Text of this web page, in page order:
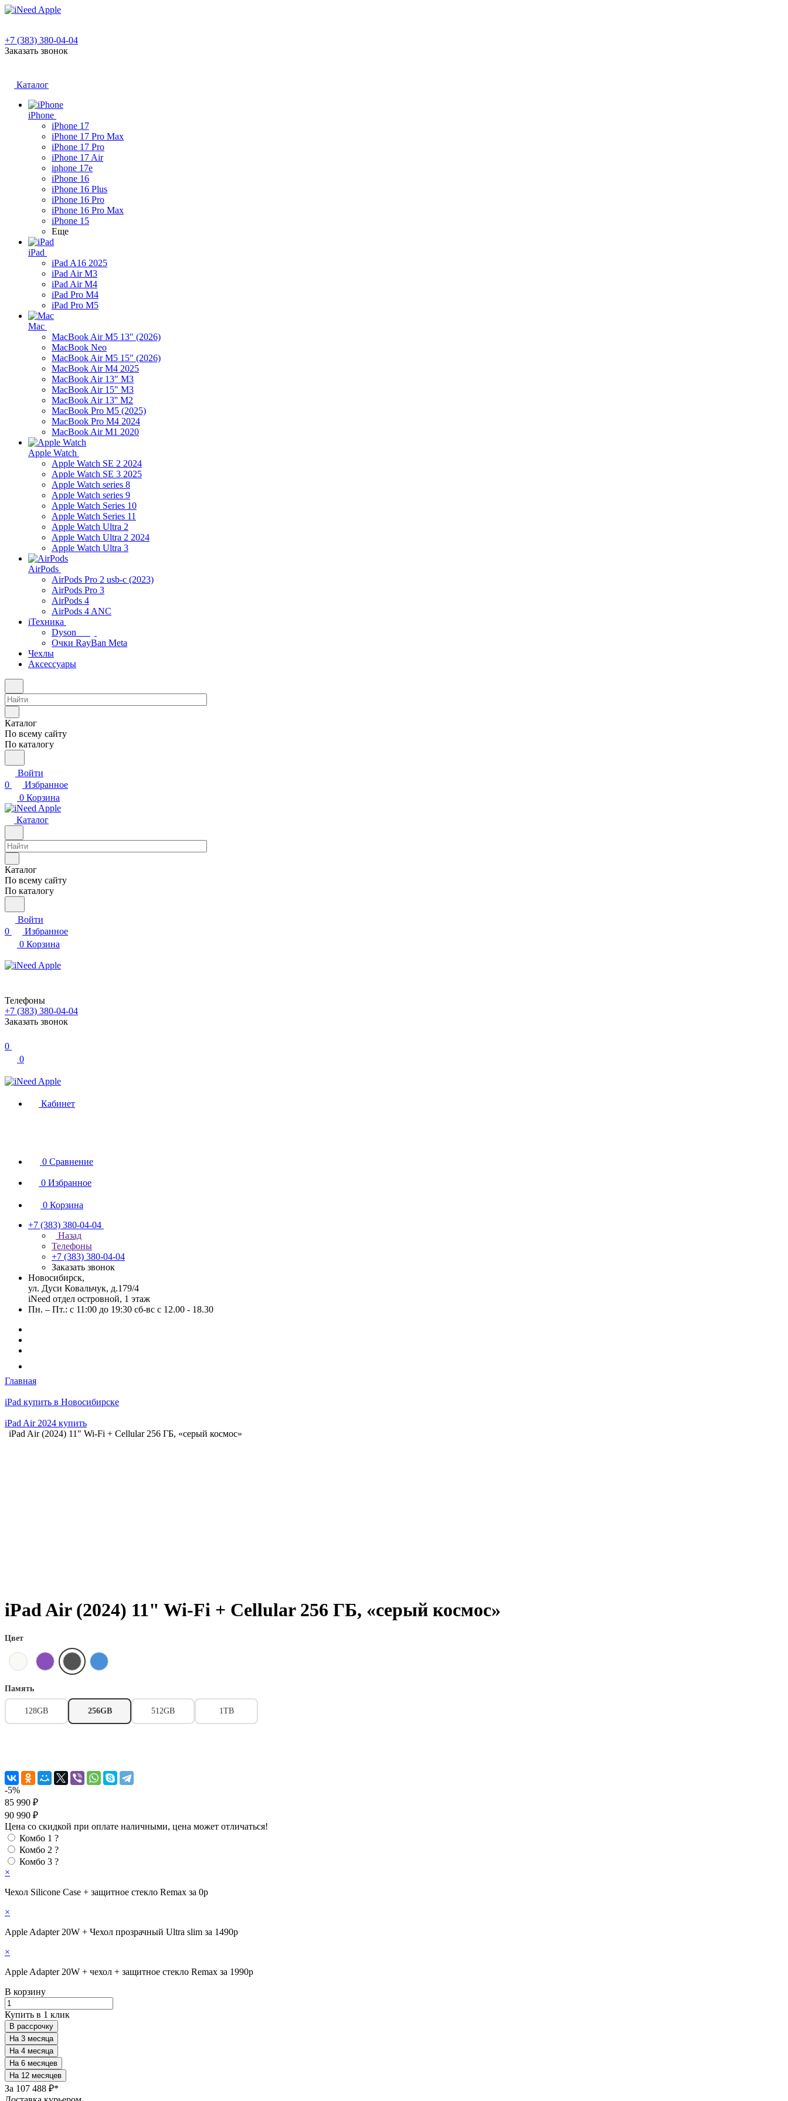
+7 (383) 380-04-04
Заказать звонок
Каталог
iPhone
iPhone 17
iPhone 17 Pro Max
iPhone 17 Pro
iPhone 17 Air
iphone 17e
iPhone 16
iPhone 16 Plus
iPhone 16 Pro
iPhone 16 Pro Max
iPhone 15
Еще
iPad
iPad A16 2025
iPad Air M3
iPad Air M4
iPad Pro M4
iPad Pro M5
Mac
MacBook Air M5 13" (2026)
MacBook Neo
MacBook Air M5 15" (2026)
MacBook Air M4 2025
MacBook Air 13" M3
MacBook Air 15" M3
MacBook Air 13'' M2
MacBook Pro M5 (2025)
MacBook Pro M4 2024
MacBook Air M1 2020
Apple Watch
Apple Watch SE 2 2024
Apple Watch SE 3 2025
Apple Watch series 8
Apple Watch series 9
Apple Watch Series 10
Apple Watch Series 11
Apple Watch Ultra 2
Apple Watch Ultra 2 2024
Apple Watch Ultra 3
AirPods
AirPods Pro 2 usb-c (2023)
AirPods Pro 3
AirPods 4
AirPods 4 ANC
iТехника
Dyson
Очки RayBan Meta
Чехлы
Аксессуары
Каталог
По всему сайту
По каталогу
Войти
0
Избранное
0 Корзина
Каталог
Каталог
По всему сайту
По каталогу
Войти
0
Избранное
0 Корзина
Телефоны
+7 (383) 380-04-04
Заказать звонок
0
0
Кабинет
0 Сравнение
0 Избранное
0 Корзина
+7 (383) 380-04-04
Назад
Телефоны
+7 (383) 380-04-04
Заказать звонок
Новосибирск,
ул. Дуси Ковальчук, д.179/4
iNeed отдел островной, 1 этаж
Пн. – Пт.: с 11:00 до 19:30 сб-вс с 12.00 - 18.30
Главная
iPad купить в Новосибирске
iPad Air 2024 купить
iPad Air (2024) 11" Wi-Fi + Cellular 256 ГБ, «серый космос»
iPad Air (2024) 11" Wi-Fi + Cellular 256 ГБ, «серый космос»
Цвет
Память
128GB 256GB 512GB 1TB
-5%
85 990 ₽
90 990 ₽
Цена со скидкой при оплате наличными, цена может отличаться!
Комбо 1 ?
Комбо 2 ?
Комбо 3 ?
×
Чехол Silicone Case + защитное стекло Remax за 0р
×
Apple Adapter 20W + Чехол прозрачный Ultra slim за 1490р
×
Apple Adapter 20W + чехол + защитное стекло Remax за 1990р
В корзину
Купить в 1 клик
В рассрочку
За 107 488 ₽*